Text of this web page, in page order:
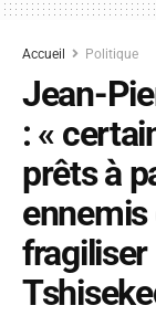
Accueil Politique
Jean-
: «
prêts à
fragiliser